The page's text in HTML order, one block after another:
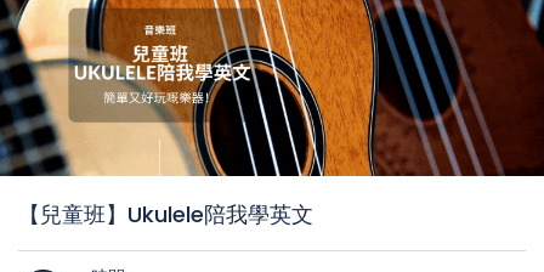
【兒童班】Ukulele陪我學英文